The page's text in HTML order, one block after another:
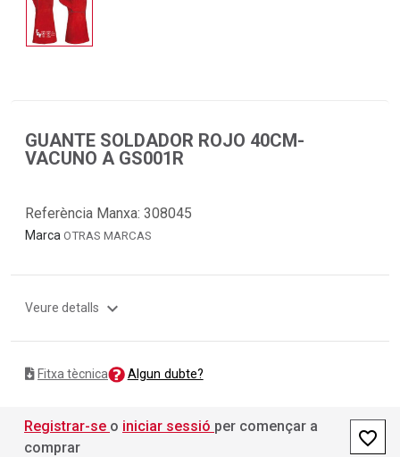
GUANTE SOLDADOR ROJO 40CM-
VACUNO A GS001R
Referència Manxa: 308045
Marca OTRAS MARCAS
Veure detalls expand_more
Fitxa tècnica Algun dubte?
Registrar-se o iniciar sessió per començar a
comprar
favorite_border